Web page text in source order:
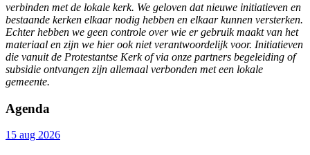
verbinden met de lokale kerk. We geloven dat nieuwe initiatieven en
bestaande kerken elkaar nodig hebben en elkaar kunnen versterken.
Echter hebben we geen controle over wie er gebruik maakt van het
materiaal en zijn we hier ook niet verantwoordelijk voor. Initiatieven
die vanuit de Protestantse Kerk of via onze partners begeleiding of
subsidie ontvangen zijn allemaal verbonden met een lokale
gemeente.
Agenda
15 aug 2026